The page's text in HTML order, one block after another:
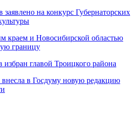
заявлено на конкурс Губернаторских
краем и Новосибирской областью
границу
главой Троицкого района
внесла в Госдуму новую редакцию